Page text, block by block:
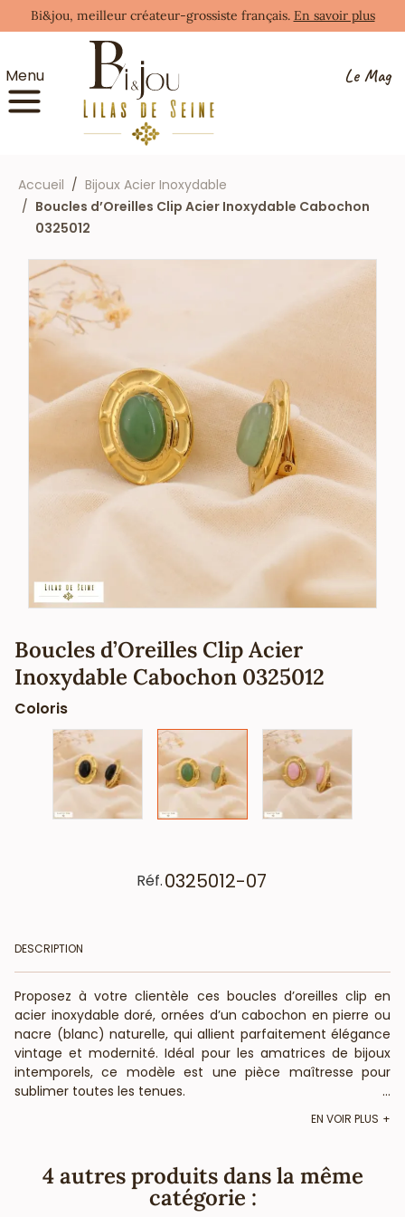
Bi&jou, meilleur créateur-grossiste français. En savoir plus
Menu Le Mag
Accueil
Bijoux Acier Inoxydable
Boucles d’Oreilles Clip Acier Inoxydable Cabochon
0325012
Boucles d’Oreilles Clip Acier
Inoxydable Cabochon 0325012
Coloris
Réf.0325012-07
DESCRIPTION
Proposez à votre clientèle ces boucles d’oreilles clip en
acier inoxydable doré, ornées d’un cabochon en pierre ou
nacre (blanc) naturelle, qui allient parfaitement élégance
vintage et modernité. Idéal pour les amatrices de bijoux
intemporels, ce modèle est une pièce maîtresse pour
sublimer toutes les tenues.
- Matériaux de qualité supérieure : Acier inoxydable doré
pierre ou nacre naturelle, subtilement polie pour une
finition lisse et raffinée.
- Design rétro élégant : Une monture ovale texturée qui
...
EN VOIR PLUS
4 autres produits dans la même
catégorie :